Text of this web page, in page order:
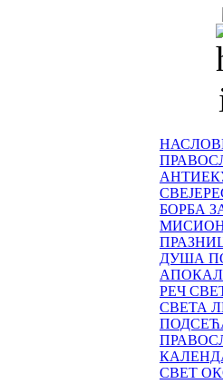
БОРБА
ДУША
РЕЧ
СВЕТА
СВЕТ